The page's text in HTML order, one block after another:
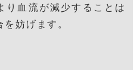
り血流が減少することは
妨げます。